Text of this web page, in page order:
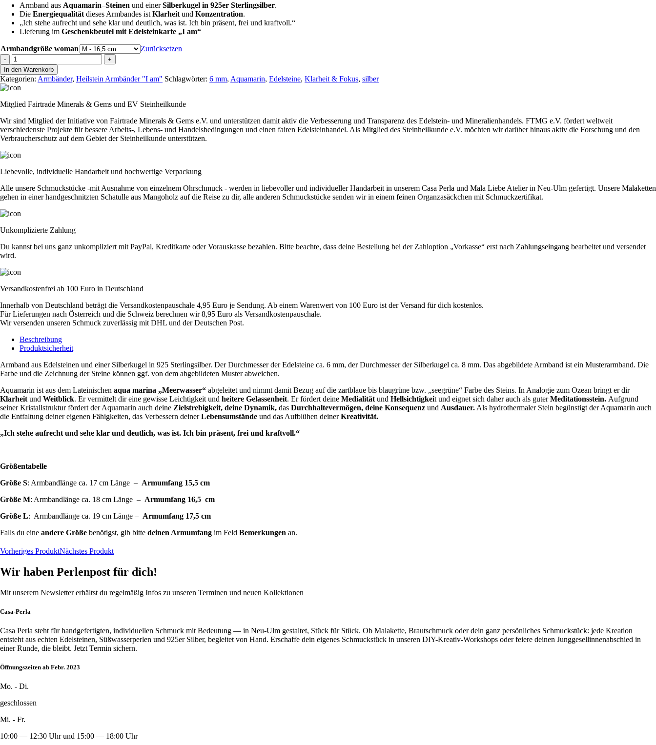
Armband aus Aquamarin–Steinen und einerSilberkugel in 925er Sterlingsilber.
Die Energiequalität dieses Armbandes ist Klarheit und Konzentration.
„Ich stehe aufrecht und sehe klar und deutlich, was ist. Ich bin präsent, frei und kraftvoll.“
Lieferung im Geschenkbeutel mit Edelsteinkarte „I am“
Armbandgröße woman Zurücksetzen
-
Armband
"I
am"
(Aquamarin)
6
mm
Menge
+
In den Warenkorb
Kategorien: Armbänder, Heilstein Armbänder "I am" Schlagwörter: 6 mm, Aquamarin, Edelsteine, Klarheit & Fokus, silber
Mitglied Fairtrade Minerals & Gems und EV Steinheilkunde
Wir sind Mitglied der Initiative von Fairtrade Minerals & Gems e.V. und unterstützen damit aktiv die Verbesserung und Transparenz des Edelstein- und Mineralienhandels. FTMG e.V. fördert weltweit
verschiedenste Projekte für bessere Arbeits-, Lebens- und Handelsbedingungen und einen fairen Edelsteinhandel. Als Mitglied des Steinheilkunde e.V. möchten wir darüber hinaus aktiv die Forschung und den
Verbraucherschutz auf dem Gebiet der Steinheilkunde unterstützen.
Liebevolle, individuelle Handarbeit und hochwertige Verpackung
Alle unsere Schmuckstücke -mit Ausnahme von einzelnem Ohrschmuck - werden in liebevoller und individueller Handarbeit in unserem Casa Perla und Mala Liebe Atelier in Neu-Ulm gefertigt. Unsere Malaketten
gehen in einer handgeschnitzten Schatulle aus Mangoholz auf die Reise zu dir, alle anderen Schmuckstücke senden wir in einem feinen Organzasäckchen mit Schmuckzertifikat.
Unkomplizierte Zahlung
Du kannst bei uns ganz unkompliziert mit PayPal, Kreditkarte oder Vorauskasse bezahlen. Bitte beachte, dass deine Bestellung bei der Zahloption „Vorkasse“ erst nach Zahlungseingang bearbeitet und versendet
wird.
Versandkostenfrei ab 100 Euro in Deutschland
Innerhalb von Deutschland beträgt die Versandkostenpauschale 4,95 Euro je Sendung. Ab einem Warenwert von 100 Euro ist der Versand für dich kostenlos.
Für Lieferungen nach Österreich und die Schweiz berechnen wir 8,95 Euro als Versandkostenpauschale.
Wir versenden unseren Schmuck zuverlässig mit DHL und der Deutschen Post.
Beschreibung
Produktsicherheit
Armband aus Edelsteinen und einer Silberkugel in 925 Sterlingsilber. Der Durchmesser der Edelsteine ca. 6 mm, der Durchmesser der Silberkugel ca. 8 mm. Das abgebildete Armband ist ein Musterarmband. Die
Farbe und die Zeichnung der Steine können ggf. von dem abgebildeten Muster abweichen.
Aquamarin ist aus dem Lateinischen aqua marina „Meerwasser“ abgeleitet und nimmt damit Bezug auf die zartblaue bis blaugrüne bzw. „seegrüne“ Farbe des Steins. In Analogie zum Ozean bringt er dir
Klarheit und Weitblick. Er vermittelt dir eine gewisse Leichtigkeit und heitere Gelassenheit. Er fördert deine Medialität und Hellsichtigkeit und eignet sich daher auch als guterMeditationsstein. Aufgrund
seiner Kristallstruktur fördert der Aquamarin auch deine Zielstrebigkeit, deine Dynamik, das Durchhaltevermögen, deine Konsequenz und Ausdauer. Als hydrothermaler Stein begünstigt der Aquamarin auch
die Entfaltung deiner eigenen Fähigkeiten, das Verbessern deinerLebensumstände und das Aufblühen deinerKreativität.
„Ich stehe aufrecht und sehe klar und deutlich, was ist. Ich bin präsent, frei und kraftvoll.“
Größentabelle
Größe S: Armbandlänge ca. 17 cm Länge – Armumfang 15,5 cm
Größe M: Armbandlänge ca. 18 cm Länge – Armumfang 16,5 cm
Größe L: Armbandlänge ca. 19 cm Länge – Armumfang 17,5 cm
Falls du eine andere Größe benötigst, gib bitte deinen Armumfang im Feld Bemerkungen an.
Vorheriges ProduktNächstes Produkt
Wir haben Perlenpost für dich!
Mit unserem Newsletter erhältst du regelmäßig Infos zu unseren Terminen und neuen Kollektionen
Casa-Perla
Casa Perla steht für handgefertigten, individuellen Schmuck mit Bedeutung — in Neu-Ulm gestaltet, Stück für Stück. Ob Malakette, Brautschmuck oder dein ganz persönliches Schmuckstück: jede Kreation
entsteht aus echten Edelsteinen, Süßwasserperlen und 925er Silber, begleitet von Hand. Erschaffe dein eigenes Schmuckstück in unseren DIY-Kreativ-Workshops oder feiere deinen Junggesellinnenabschied in
einer Runde, die bleibt. Jetzt Termin sichern.
Öffnungszeiten ab Febr. 2023
Mo. - Di.
geschlossen
Mi. - Fr.
10:00 — 12:30 Uhr und 15:00 — 18:00 Uhr